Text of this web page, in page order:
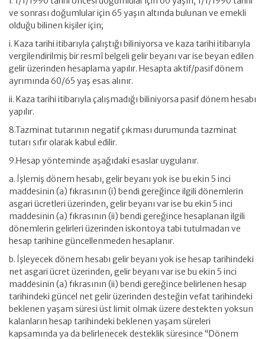
ve sonrası doğumlular için 65 yaşın altında bulunan ve emekli
olduğu bilinen kişiler için;
i. Kaza tarihi itibarıyla çalıştığı biliniyorsa ve kaza tarihi itibarıyla
vergilendirilmiş bir resmî belgeli gelir beyanı var ise beyan edilen
gelir üzerinden hesaplama yapılır. Hesapta aktif/pasif dönem
ayrımında 60/65 yaş esas alınır.
ii. Kaza tarihi itibarıyla çalışmadığı biliniyorsa pasif dönem hesabı
yapılır.
8.Tazminat tutarının negatif çıkması durumunda tazminat
tutarı sıfır olarak kabul edilir.
9.Hesap yönteminde aşağıdaki esaslar uygulanır.
a. İşlemiş dönem hesabı, gelir beyanı yok ise bu ekin 5 inci
maddesinin (a) fıkrasının (i) bendi gereğince ilgili dönemlerin
asgari ücretleri üzerinden, gelir beyanı var ise bu ekin 5 inci
maddesinin (a) fıkrasının (ii) bendi gereğince hesaplanan ilgili
dönemlerin gelirleri üzerinden iskontoya tabi tutulmadan ve
hesap tarihine güncellenmeden hesaplanır.
b. İşleyecek dönem hesabı gelir beyanı yok ise hesap tarihindeki
net asgari ücret üzerinden, gelir beyanı var ise bu ekin 5 inci
maddesinin (a) fıkrasının (ii) bendi gereğince belirlenen hesap
tarihindeki güncel net gelir üzerinden desteğin vefat tarihindeki
beklenen yaşam süresi üst limit olmak üzere destekten yoksun
kalanların hesap tarihindeki beklenen yaşam süreleri
kapsamında ya da belirlenecek desteklik süresince “Dönem